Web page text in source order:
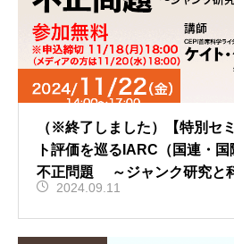
（※終了しました）【特別セ
ト評価を巡るIARC（国連・
不正問題 ～ジャンク研究と
法～2024.09.11